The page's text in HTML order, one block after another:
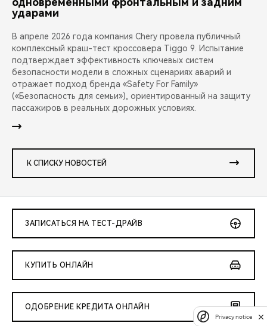
ударами
В апреле 2026 года компания Chery провела публичный
комплексный краш-тест кроссовера Tiggo 9. Испытание
подтверждает эффективность ключевых систем
безопасности модели в сложных сценариях аварий и
отражает подход бренда «Safety For Family»
(«Безопасность для семьи»), ориентированный на защиту
пассажиров в реальных дорожных условиях.
К СПИСКУ НОВОСТЕЙ
ЗАПИСАТЬСЯ НА ТЕСТ-ДРАЙВ
КУПИТЬ ОНЛАЙН
ОДОБРЕНИЕ КРЕДИТА ОНЛАЙН
Privacy notice